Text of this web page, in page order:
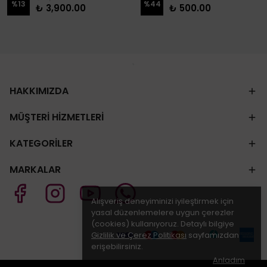
Alışveriş deneyiminizi iyileştirmek için
yasal düzenlemelere uygun çerezler
(cookies) kullanıyoruz. Detaylı bilgiye
Gizlilik ve Çerez Politikası sayfamızdan
erişebilirsiniz.
Anladım
%13 ₺ 3,900.00 %44 ₺ 500.00
HAKKIMIZDA
MÜŞTERİ HİZMETLERİ
KATEGORİLER
MARKALAR